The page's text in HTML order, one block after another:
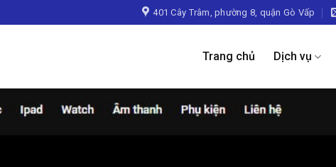
401 Cây Trâm, phường 8, quận Gò Vấp
Trang chủ Dịch vụ